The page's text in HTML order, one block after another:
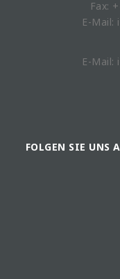
Fax:
E-Mail:
E-Mail:
FOLGEN SIE UNS